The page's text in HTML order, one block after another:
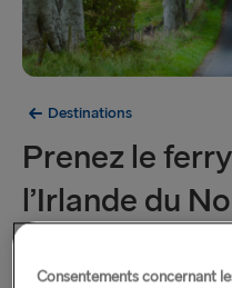
Destinations
Prenez le
l’Irlande du
Consentements concernant